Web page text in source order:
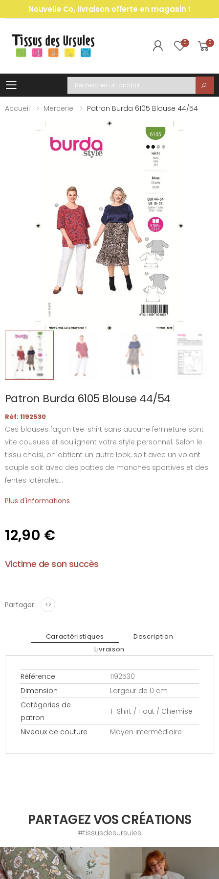
Nouvelle Co, livraison offerte en magasin !
0 0
Toggle mobile menu
Recherche
Accueil
Mercerie Patron Burda 6105 Blouse 44/54
Patron Burda 6105 Blouse 44/54
Réf: 1192530
Ces blouses façon tee-shirt sans aucune fermeture sont
vite cousues et soulignent votre style personnel. Selon le
tissu choisi, on obtient un autre look, soit avec un volant
souple soit avec des pattes de manches sportives et des
fentes latérales...
Plus d'informations
12,90 €
Victime de son succès
Partager: <>
Caractéristiques
Description
Livraison
Référence
1192530
Dimension
Largeur de 0 cm
Catégories de
patron
T-Shirt / Haut / Chemise
Niveaux de couture Moyen intermédiaire
PARTAGEZ VOS CRÉATIONS
#tissusdesursules